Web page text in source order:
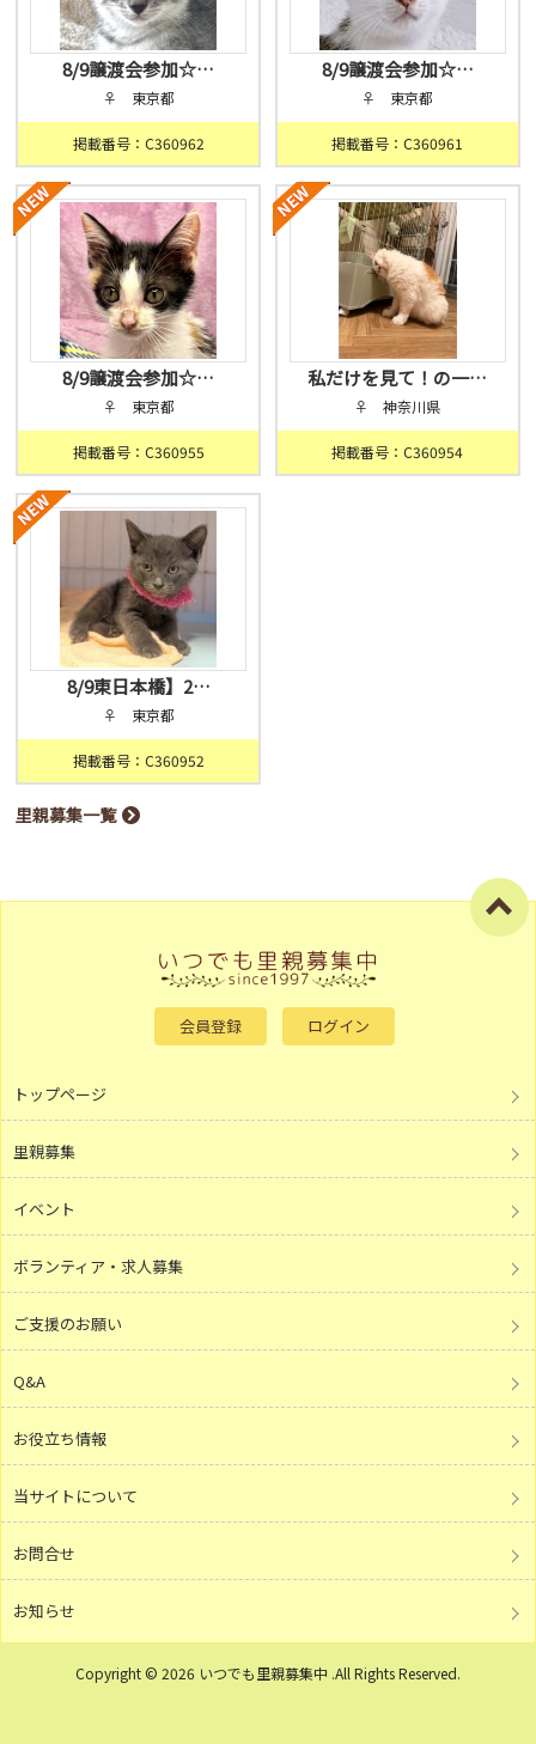
8/9譲渡会参加☆…
♀ 東京都
掲載番号：C360962
8/9譲渡会参加☆…
♀ 東京都
掲載番号：C360961
8/9譲渡会参加☆…
♀ 東京都
掲載番号：C360955
私だけを見て！の一…
♀ 神奈川県
掲載番号：C360954
8/9東日本橋】2…
♀ 東京都
掲載番号：C360952
里親募集一覧
会員登録 ログイン
トップページ
里親募集
イベント
ボランティア・求人募集
ご支援のお願い
Q&A
お役立ち情報
当サイトについて
お問合せ
お知らせ
Copyright © 2026 いつでも里親募集中 .All Rights Reserved.